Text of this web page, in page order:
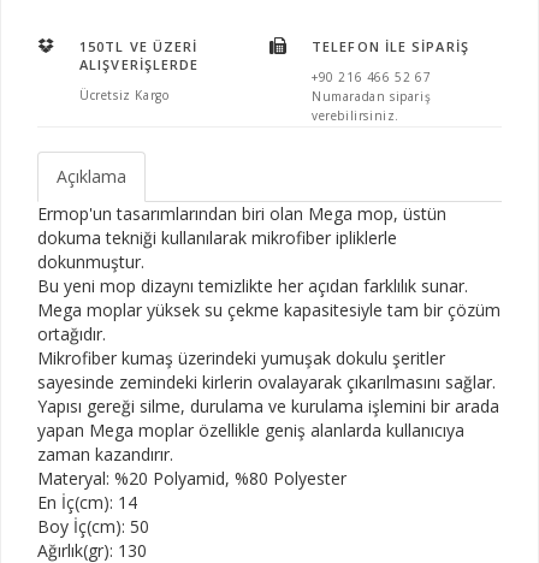
150TL VE ÜZERI
ALIŞVERIŞLERDE
Ücretsiz Kargo
TELEFON İLE SIPARIŞ
+90 216 466 52 67
Numaradan sipariş
verebilirsiniz.
Açıklama
Ermop'un tasarımlarından biri olan Mega mop, üstün
dokuma tekniği kullanılarak mikrofiber ipliklerle
dokunmuştur.
Bu yeni mop dizaynı temizlikte her açıdan farklılık sunar.
Mega moplar yüksek su çekme kapasitesiyle tam bir çözüm
ortağıdır.
Mikrofiber kumaş üzerindeki yumuşak dokulu şeritler
sayesinde zemindeki kirlerin ovalayarak çıkarılmasını sağlar.
Yapısı gereği silme, durulama ve kurulama işlemini bir arada
yapan Mega moplar özellikle geniş alanlarda kullanıcıya
zaman kazandırır.
Materyal: %20 Polyamid, %80 Polyester
En İç(cm): 14
Boy İç(cm): 50
Ağırlık(gr): 130